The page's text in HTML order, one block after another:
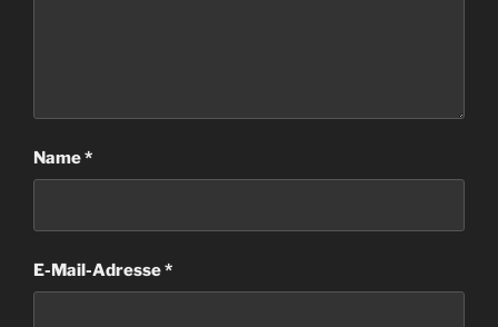
Name*
E-Mail-Adresse*